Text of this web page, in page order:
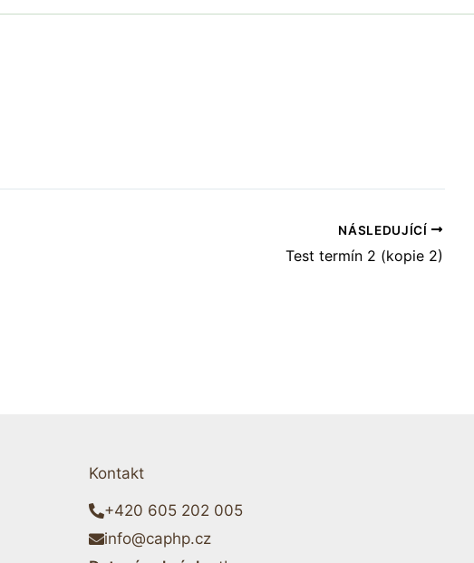
NÁSLEDUJÍCÍ
Test termín 2 (kopie 2)
Kontakt
+420 605 202 005
info@caphp.cz